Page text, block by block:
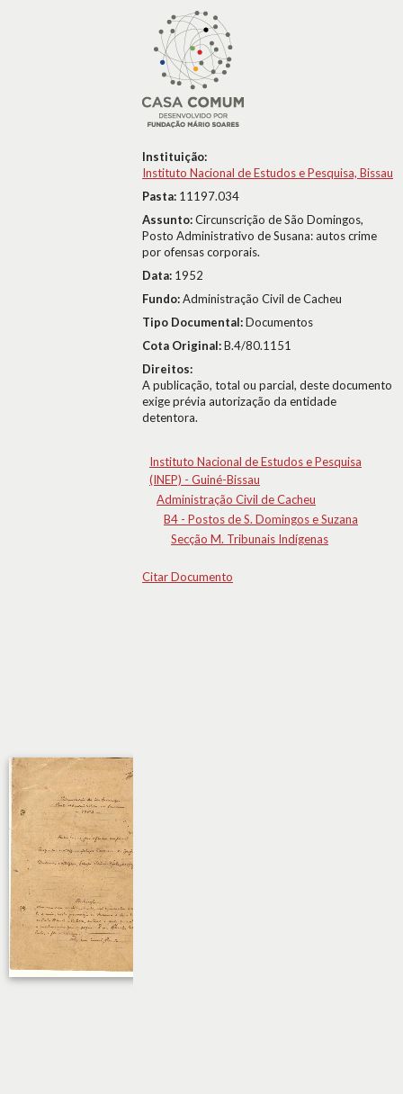
Instituição:
Instituto Nacional de Estudos e Pesquisa, Bissau
Pasta: 11197.034
Assunto:Circunscrição de São Domingos,
Posto Administrativo de Susana: autos crime
por ofensas corporais.
Data: 1952
Fundo:Administração Civil de Cacheu
Tipo Documental:Documentos
Cota Original:B.4/80.1151
Direitos:
A publicação, total ou parcial, deste documento
exige prévia autorização da entidade
detentora.
Instituto Nacional de Estudos e Pesquisa
(INEP) - Guiné-Bissau
Administração Civil de Cacheu
B4 - Postos de S. Domingos e Suzana
Secção M. Tribunais Indígenas
Citar Documento